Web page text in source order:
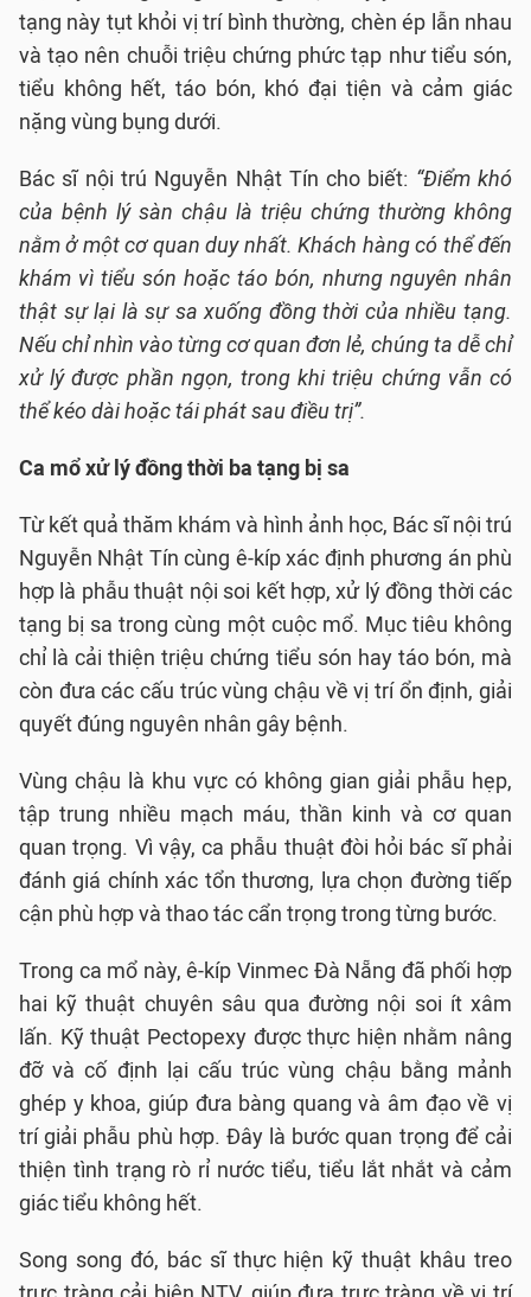
tạng này tụt khỏi vị trí bình thường, chèn ép lẫn nhau
và tạo nên chuỗi triệu chứng phức tạp như tiểu són,
tiểu không hết, táo bón, khó đại tiện và cảm giác
nặng vùng bụng dưới.
Bác sĩ nội trú Nguyễn Nhật Tín cho biết: “Điểm khó
của bệnh lý sàn chậu là triệu chứng thường không
nằm ở một cơ quan duy nhất. Khách hàng có thể đến
khám vì tiểu són hoặc táo bón, nhưng nguyên nhân
thật sự lại là sự sa xuống đồng thời của nhiều tạng.
Nếu chỉ nhìn vào từng cơ quan đơn lẻ, chúng ta dễ chỉ
xử lý được phần ngọn, trong khi triệu chứng vẫn có
thể kéo dài hoặc tái phát sau điều trị”.
Ca mổ xử lý đồng thời ba tạng bị sa
Từ kết quả thăm khám và hình ảnh học, Bác sĩ nội trú
Nguyễn Nhật Tín cùng ê-kíp xác định phương án phù
hợp là phẫu thuật nội soi kết hợp, xử lý đồng thời các
tạng bị sa trong cùng một cuộc mổ. Mục tiêu không
chỉ là cải thiện triệu chứng tiểu són hay táo bón, mà
còn đưa các cấu trúc vùng chậu về vị trí ổn định, giải
quyết đúng nguyên nhân gây bệnh.
Vùng chậu là khu vực có không gian giải phẫu hẹp,
tập trung nhiều mạch máu, thần kinh và cơ quan
quan trọng. Vì vậy, ca phẫu thuật đòi hỏi bác sĩ phải
đánh giá chính xác tổn thương, lựa chọn đường tiếp
cận phù hợp và thao tác cẩn trọng trong từng bước.
Trong ca mổ này, ê-kíp Vinmec Đà Nẵng đã phối hợp
hai kỹ thuật chuyên sâu qua đường nội soi ít xâm
lấn. Kỹ thuật Pectopexy được thực hiện nhằm nâng
đỡ và cố định lại cấu trúc vùng chậu bằng mảnh
ghép y khoa, giúp đưa bàng quang và âm đạo về vị
trí giải phẫu phù hợp. Đây là bước quan trọng để cải
thiện tình trạng rò rỉ nước tiểu, tiểu lắt nhắt và cảm
giác tiểu không hết.
Song song đó, bác sĩ thực hiện kỹ thuật khâu treo